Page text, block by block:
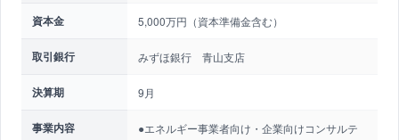
資本金 5,000万円（資本準備金含む）
取引銀行 みずほ銀行 青山支店
決算期 9月
事業内容
●エネルギー事業者向け・企業向けコンサルテ